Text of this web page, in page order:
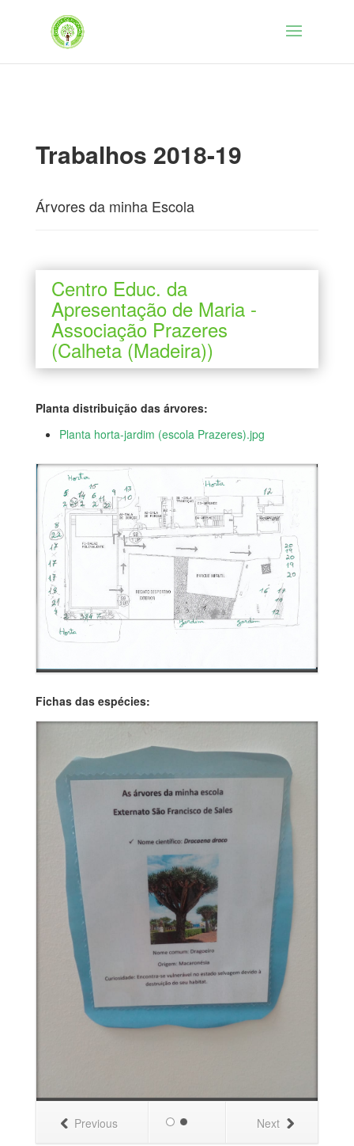
Trabalhos 2018-19
Árvores da minha Escola
Centro Educ. da
Apresentação de Maria -
Associação Prazeres
(Calheta (Madeira))
Planta distribuição das árvores:
Planta horta-jardim (escola Prazeres).jpg
Fichas das espécies:
Next
Previous